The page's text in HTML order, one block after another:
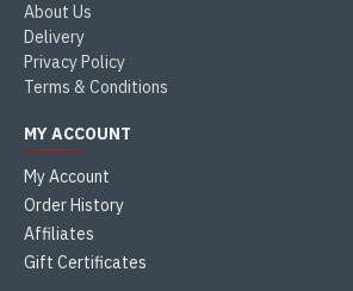
About Us
Delivery
Privacy Policy
Terms & Conditions
MY ACCOUNT
My Account
Order History
Affiliates
Gift Certificates